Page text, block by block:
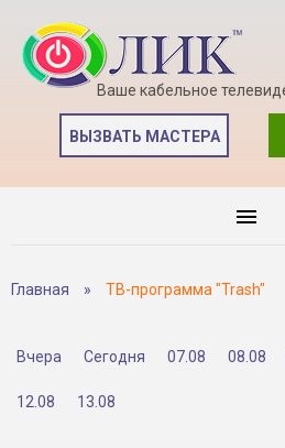
Ваше кабельное
ВЫЗВАТЬ МАСТЕРА
Главная » ТВ-программа "Trash"
Вчера Сегодня 07.08 08.08
12.08 13.08